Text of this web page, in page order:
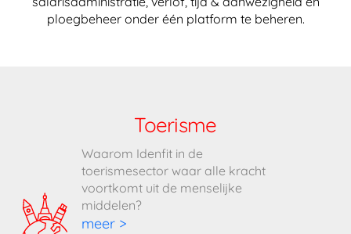
ploegbeheer onder één platform te beheren.
Toerisme
Waarom Idenfit in de
toerismesector waar alle kracht
voortkomt uit de menselijke
middelen?
meer >